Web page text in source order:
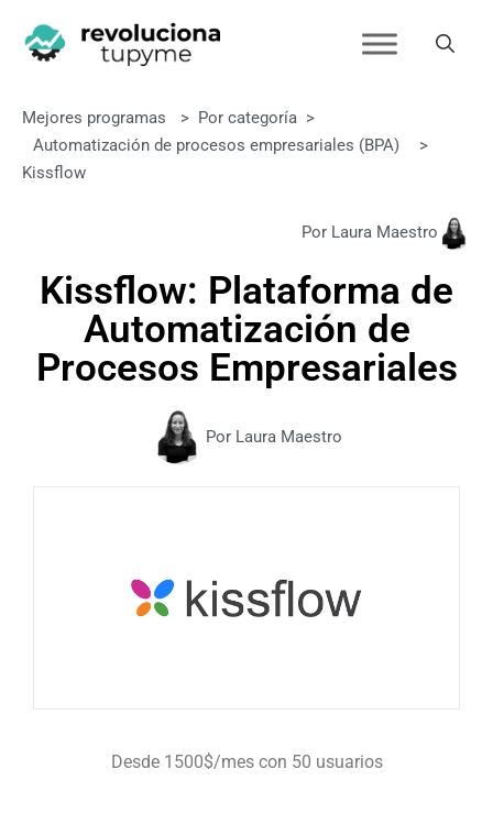
Mejores programas > Por categoría >
Automatización de procesos empresariales (BPA)
>
Kissflow
Por Laura Maestro
Kissflow: Plataforma de
Automatización de
Procesos Empresariales
Por Laura Maestro
Desde 1500$/mes con 50 usuarios